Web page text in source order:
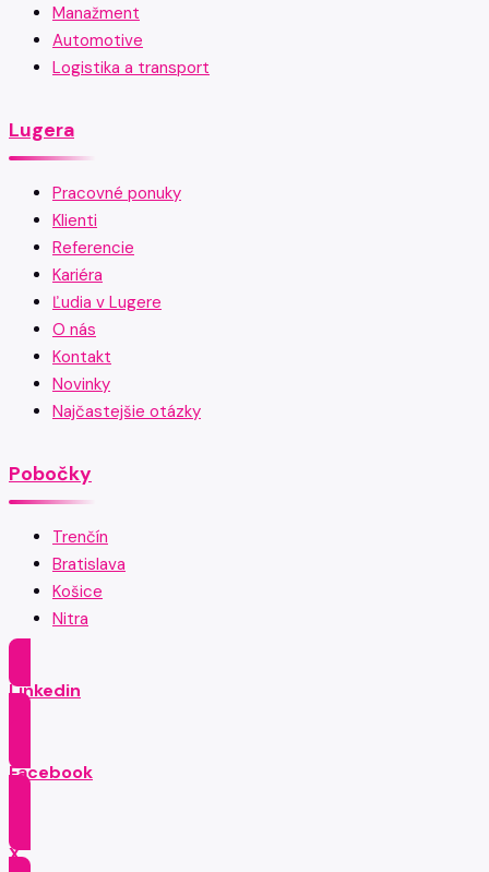
Manažment
Automotive
Logistika a transport
Lugera
Pracovné ponuky
Klienti
Referencie
Kariéra
Ľudia v Lugere
O nás
Kontakt
Novinky
Najčastejšie otázky
Pobočky
Trenčín
Bratislava
Košice
Nitra
Linkedin
Facebook
X